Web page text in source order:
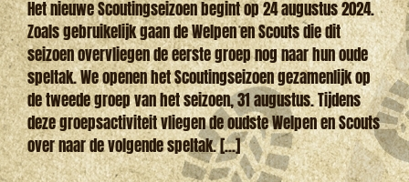
Het nieuwe Scoutingseizoen begint op 24 augustus 2024.
Zoals gebruikelijk gaan de Welpen en Scouts die dit
seizoen overvliegen de eerste groep nog naar hun oude
speltak. We openen het Scoutingseizoen gezamenlijk op
de tweede groep van het seizoen, 31 augustus. Tijdens
deze groepsactiviteit vliegen de oudste Welpen en Scouts
over naar de volgende speltak. [...]